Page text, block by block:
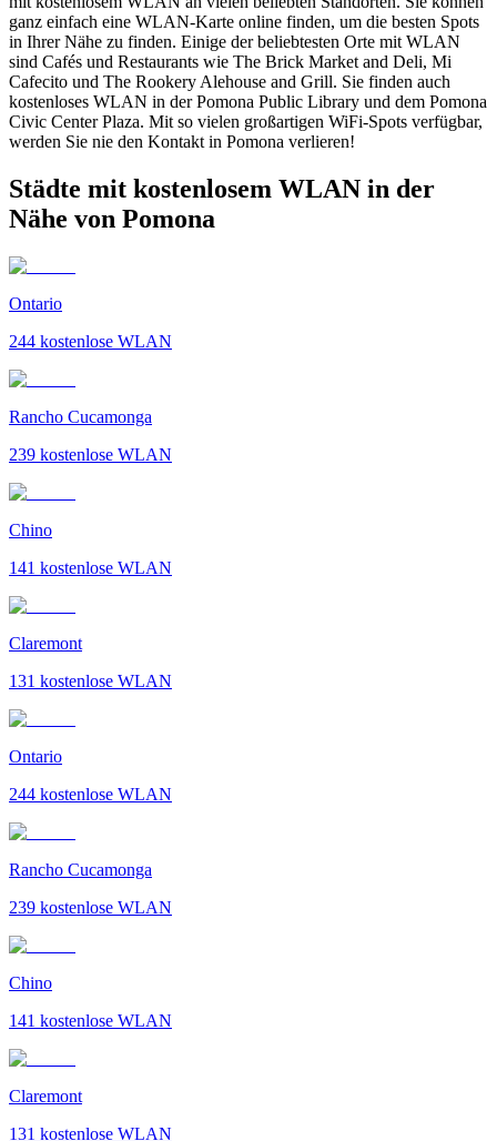
ganz einfach eine WLAN-Karte online finden, um die besten Spots
in Ihrer Nähe zu finden. Einige der beliebtesten Orte mit WLAN
sind Cafés und Restaurants wie The Brick Market and Deli, Mi
Cafecito und The Rookery Alehouse and Grill. Sie finden auch
kostenloses WLAN in der Pomona Public Library und dem Pomona
Civic Center Plaza. Mit so vielen großartigen WiFi-Spots verfügbar,
werden Sie nie den Kontakt in Pomona verlieren!
Städte mit kostenlosem WLAN in der
Nähe von Pomona
Ontario
244 kostenlose WLAN
Rancho Cucamonga
239 kostenlose WLAN
Chino
141 kostenlose WLAN
Claremont
131 kostenlose WLAN
Ontario
244 kostenlose WLAN
Rancho Cucamonga
239 kostenlose WLAN
Chino
141 kostenlose WLAN
Claremont
131 kostenlose WLAN